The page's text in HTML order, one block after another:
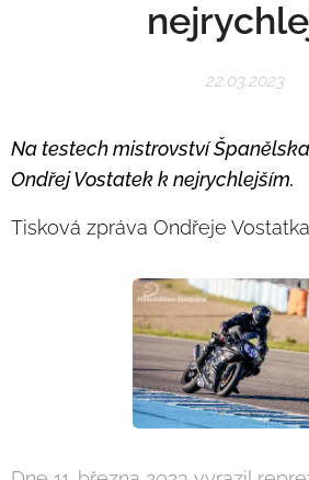
22.03.2023
Na testech mistrovství
Ondřej Vostatek k nejrychlejším.
Tisková zpráva Ondřeje Vostatka